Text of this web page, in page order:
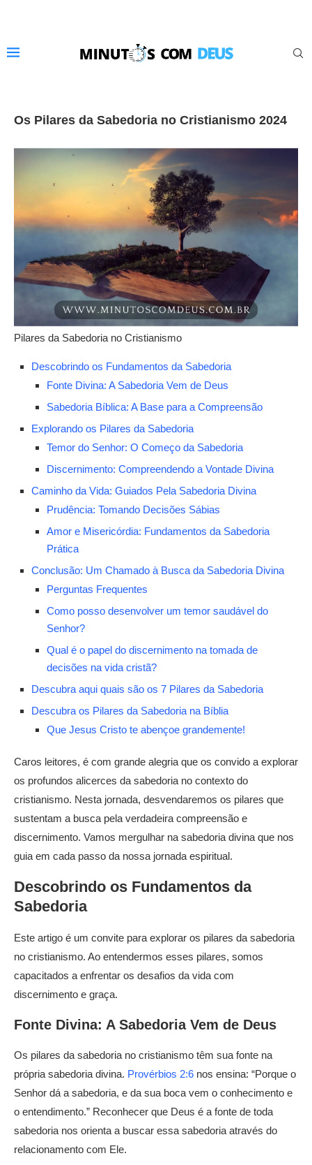
Os Pilares da Sabedoria no Cristianismo 2024
Pilares da Sabedoria no Cristianismo
Descobrindo os Fundamentos da Sabedoria
Fonte Divina: A Sabedoria Vem de Deus
Sabedoria Bíblica: A Base para a Compreensão
Explorando os Pilares da Sabedoria
Temor do Senhor: O Começo da Sabedoria
Discernimento: Compreendendo a Vontade Divina
Caminho da Vida: Guiados Pela Sabedoria Divina
Prudência: Tomando Decisões Sábias
Amor e Misericórdia: Fundamentos da Sabedoria
Prática
Conclusão: Um Chamado à Busca da Sabedoria Divina
Perguntas Frequentes
Como posso desenvolver um temor saudável do
Senhor?
Qual é o papel do discernimento na tomada de
decisões na vida cristã?
Descubra aqui quais são os 7 Pilares da Sabedoria
Descubra os Pilares da Sabedoria na Bíblia
Que Jesus Cristo te abençoe grandemente!
Caros leitores, é com grande alegria que os convido a explorar
os profundos alicerces da sabedoria no contexto do
cristianismo. Nesta jornada, desvendaremos os pilares que
sustentam a busca pela verdadeira compreensão e
discernimento. Vamos mergulhar na sabedoria divina que nos
guia em cada passo da nossa jornada espiritual.
Descobrindo os Fundamentos da
Sabedoria
Este artigo é um convite para explorar os pilares da sabedoria
no cristianismo. Ao entendermos esses pilares, somos
capacitados a enfrentar os desafios da vida com
discernimento e graça.
Fonte Divina: A Sabedoria Vem de Deus
Os pilares da sabedoria no cristianismo têm sua fonte na
própria sabedoria divina. Provérbios 2:6 nos ensina: “Porque o
Senhor dá a sabedoria, e da sua boca vem o conhecimento e
o entendimento.” Reconhecer que Deus é a fonte de toda
sabedoria nos orienta a buscar essa sabedoria através do
relacionamento com Ele.